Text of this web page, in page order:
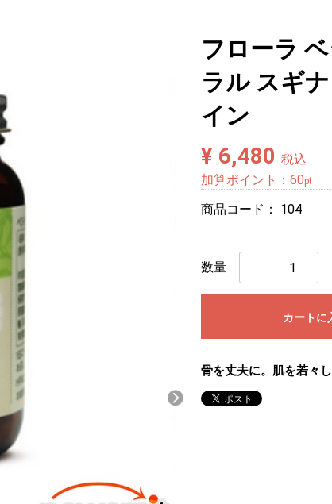
フローラ
ラル スギ
イン
¥ 6,480 税込
加算ポイント： 60pt
商品コード： 104
数量
カートに
骨を丈夫に。肌を若々